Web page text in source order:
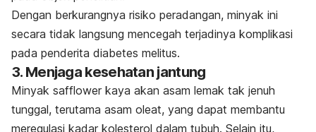
Dengan berkurangnya risiko peradangan, minyak ini
secara tidak langsung mencegah terjadinya komplikasi
pada penderita diabetes melitus.
3. Menjaga kesehatan jantung
Minyak safflower kaya akan asam lemak tak jenuh
tunggal, terutama asam oleat, yang dapat membantu
meregulasi kadar kolesterol dalam tubuh. Selain itu,